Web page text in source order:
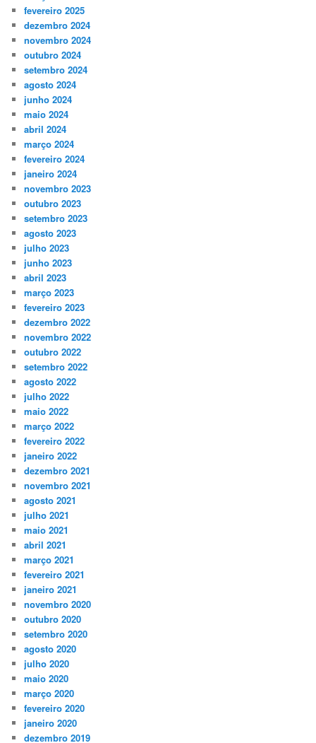
fevereiro 2025
dezembro 2024
novembro 2024
outubro 2024
setembro 2024
agosto 2024
junho 2024
maio 2024
abril 2024
março 2024
fevereiro 2024
janeiro 2024
novembro 2023
outubro 2023
setembro 2023
agosto 2023
julho 2023
junho 2023
abril 2023
março 2023
fevereiro 2023
dezembro 2022
novembro 2022
outubro 2022
setembro 2022
agosto 2022
julho 2022
maio 2022
março 2022
fevereiro 2022
janeiro 2022
dezembro 2021
novembro 2021
agosto 2021
julho 2021
maio 2021
abril 2021
março 2021
fevereiro 2021
janeiro 2021
novembro 2020
outubro 2020
setembro 2020
agosto 2020
julho 2020
maio 2020
março 2020
fevereiro 2020
janeiro 2020
dezembro 2019